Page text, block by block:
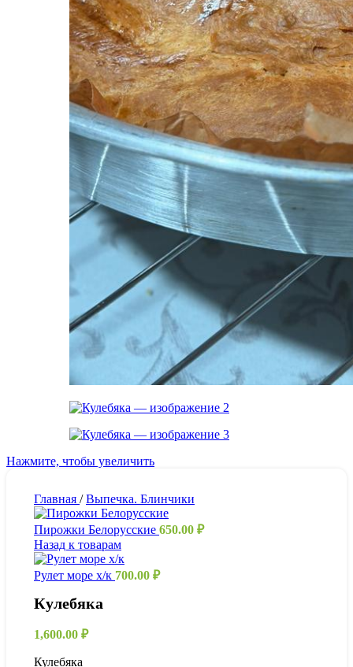
Нажмите, чтобы увеличить
Главная / Выпечка. Блинчики
Пирожки Белорусские 650.00 ₽
Назад к товарам
Рулет море х/к 700.00 ₽
Кулебяка
1,600.00 ₽
Кулебяка